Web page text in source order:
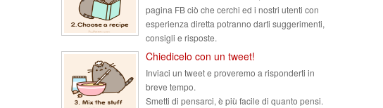
pagina FB ciò che cerchi ed i nostri utenti con
esperienza diretta potranno darti suggerimenti,
consigli e risposte.
Chiedicelo con un tweet!
Inviaci un tweet e proveremo a risponderti in
breve tempo.
Smetti di pensarci, è più facile di quanto pensi.